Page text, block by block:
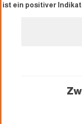
ist ein positiver